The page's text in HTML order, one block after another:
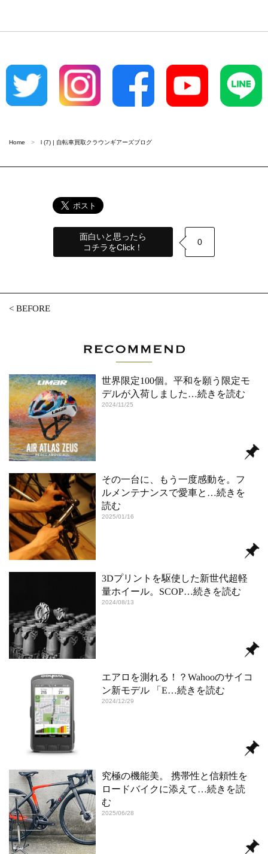
Home l (7) | 自転車買取クラウンギアーズブログ
面白いと思ったら
コチラをClick！
0
<BEFORE
世界限定100個。平和を願う限定モ
デルが入荷しました …続きを読む
2024/11/25
その一台に、もう一度感動を。フ
ルメンテナンスで愛車と …続きを
読む
2025/01/16
3Dプリントを駆使した新世代超軽
量ホイール。SCOP…続きを読む
2024/08/13
エアロを測れる！？Wahooのサイコ
ン新モデル 「E…続きを読む
2024/12/29
究極の機能美。 携帯性と信頼性を
ロードバイクに添えて …続きを読
む
2025/06/28